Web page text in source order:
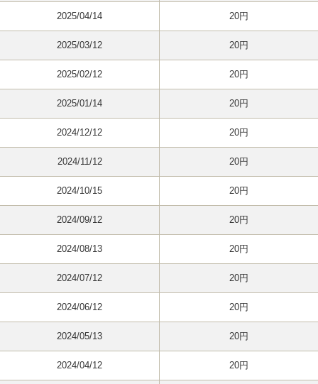
2025/04/14 20円
2025/03/12 20円
2025/02/12 20円
2025/01/14 20円
2024/12/12 20円
2024/11/12 20円
2024/10/15 20円
2024/09/12 20円
2024/08/13 20円
2024/07/12 20円
2024/06/12 20円
2024/05/13 20円
2024/04/12 20円